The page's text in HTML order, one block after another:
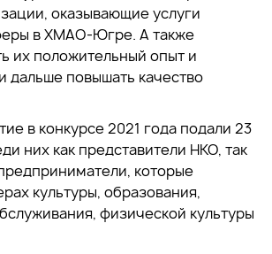
оказывающие услуги
в ХМАО-Югре. А также
их положительный опыт и
дальше повышать качество
в конкурсе 2021 года подали 23
них как представители НКО, так
которые
культуры, образования,
физической культуры